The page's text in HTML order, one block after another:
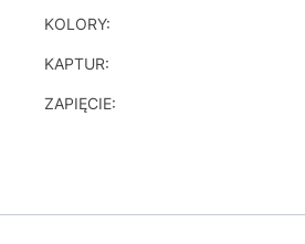
KOLORY:
KAPTUR:
ZAPIĘCIE: